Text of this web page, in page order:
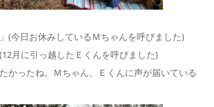
(今日お休みしているＭちゃんを呼びました)
月に引っ越したＥくんを呼びました)
かったね。Ｍちゃん、Ｅくんに声が届いている